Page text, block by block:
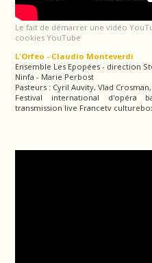
Le fait de démarrer une vidéo
cookies YouTube
L'Orfeo - Claudio Monteverdi
Ensemble Les Epopées - direction
Ninfa - Marie Perbost
Pasteurs : Cyril Auvity, Vlad
Festival international d'opéra
transmission live Francetv